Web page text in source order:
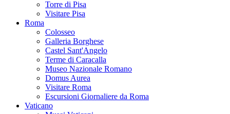
Torre di Pisa
Visitare Pisa
Roma
Colosseo
Galleria Borghese
Castel Sant'Angelo
Terme di Caracalla
Museo Nazionale Romano
Domus Aurea
Visitare Roma
Escursioni Giornaliere da Roma
Vaticano